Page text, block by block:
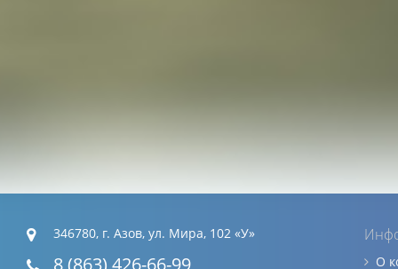
346780, г. Азов, ул. Мира, 102 «У»
8 (863) 426-66-99 О